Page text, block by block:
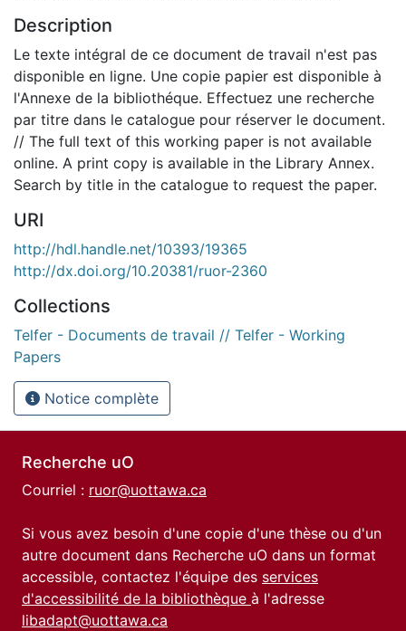
Description
Le texte intégral de ce document de travail n'est pas
disponible en ligne. Une copie papier est disponible à
l'Annexe de la bibliothéque. Effectuez une recherche
par titre dans le catalogue pour réserver le document.
// The full text of this working paper is not available
online. A print copy is available in the Library Annex.
Search by title in the catalogue to request the paper.
URI
http://hdl.handle.net/10393/19365
http://dx.doi.org/10.20381/ruor-2360
Collections
Telfer - Documents de travail // Telfer - Working
Papers
Notice complète
Recherche uO
Courriel : ruor@uottawa.ca
Si vous avez besoin d'une copie d'une thèse ou d'un
autre document dans Recherche uO dans un format
accessible, contactez l'équipe des services
d'accessibilité de la bibliothèque à l'adresse
libadapt@uottawa.ca